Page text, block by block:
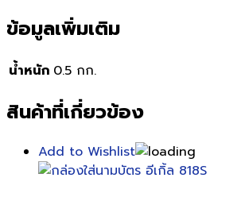
ข้อมูลเพิ่มเติม
น้ำหนัก 0.5 กก.
สินค้าที่เกี่ยวข้อง
Add to Wishlist